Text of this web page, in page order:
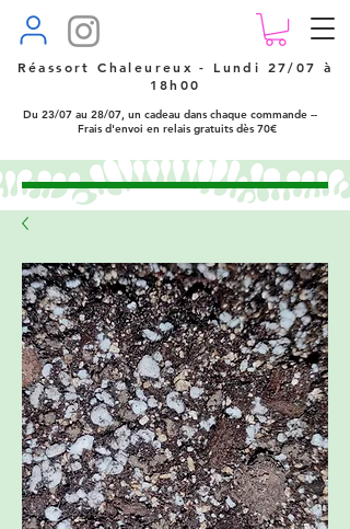
Réassort Chaleureux - Lundi 27/07 à
18h00
Du 23/07 au 28/07, un cadeau dans chaque commande --
Frais d'envoi en relais gratuits dès 70€